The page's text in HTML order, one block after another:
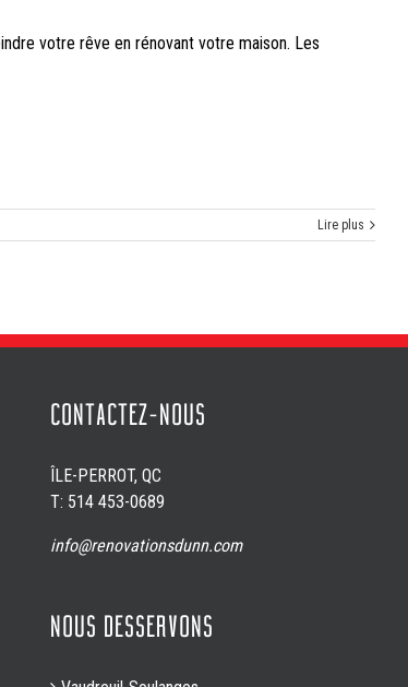
votre rêve en rénovant votre maison. Les
Lire plus
CONTACTEZ-NOUS
ÎLE-PERROT, QC
T: 514 453-0689
info@renovationsdunn.com
NOUS DESSERVONS